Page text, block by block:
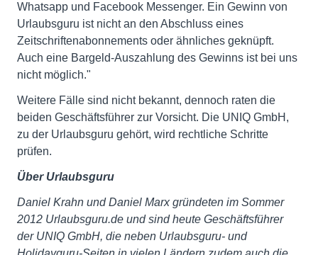
Whatsapp und Facebook Messenger. Ein Gewinn von
Urlaubsguru ist nicht an den Abschluss eines
Zeitschriftenabonnements oder ähnliches geknüpft.
Auch eine Bargeld-Auszahlung des Gewinns ist bei uns
nicht möglich."
Weitere Fälle sind nicht bekannt, dennoch raten die
beiden Geschäftsführer zur Vorsicht. Die UNIQ GmbH,
zu der Urlaubsguru gehört, wird rechtliche Schritte
prüfen.
Über Urlaubsguru
Daniel Krahn und Daniel Marx gründeten im Sommer
2012 Urlaubsguru.de und sind heute Geschäftsführer
der UNIQ GmbH, die neben Urlaubsguru- und